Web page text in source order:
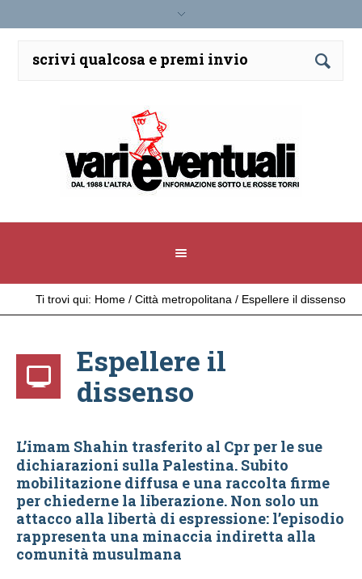
Ti trovi qui: Home / Città metropolitana / Espellere il dissenso
Espellere il
dissenso
L’imam Shahin trasferito al Cpr per le sue
dichiarazioni sulla Palestina. Subito
mobilitazione diffusa e una raccolta firme
per chiederne la liberazione. Non solo un
attacco alla libertà di espressione: l’episodio
rappresenta una minaccia indiretta alla
comunità musulmana